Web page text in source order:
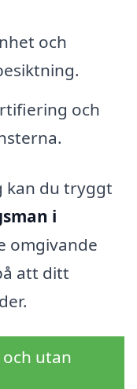
och
och
kan du tryggt
i
omgivande
att ditt
utan